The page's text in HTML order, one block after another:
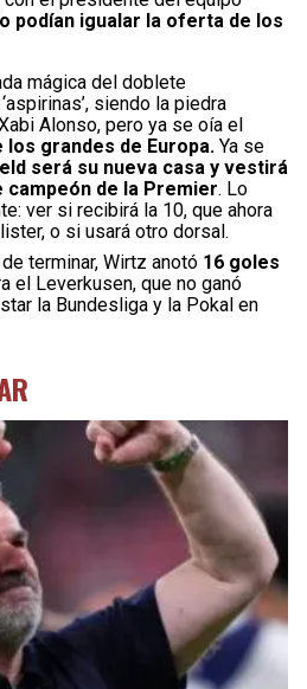
podían igualar la oferta de los
mágica del doblete
siendo la piedra
Alonso, pero ya se oía el
grandes de Europa. Ya se
será su nueva casa y vestirá
campeón de la Premier. Lo
ver si recibirá la 10, que ahora
o si usará otro dorsal.
terminar, Wirtz anotó 16 goles
el Leverkusen, que no ganó
la Bundesliga y la Pokal en